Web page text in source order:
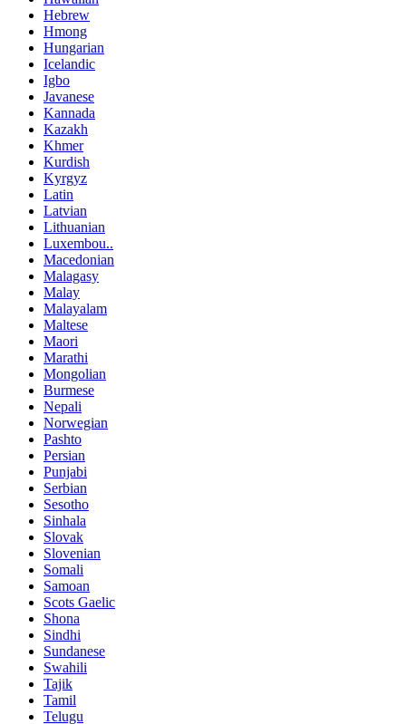
Hebrew
Hmong
Hungarian
Icelandic
Igbo
Javanese
Kannada
Kazakh
Khmer
Kurdish
Kyrgyz
Latin
Latvian
Lithuanian
Luxembou..
Macedonian
Malagasy
Malay
Malayalam
Maltese
Maori
Marathi
Mongolian
Burmese
Nepali
Norwegian
Pashto
Persian
Punjabi
Serbian
Sesotho
Sinhala
Slovak
Slovenian
Somali
Samoan
Scots Gaelic
Shona
Sindhi
Sundanese
Swahili
Tajik
Tamil
Telugu